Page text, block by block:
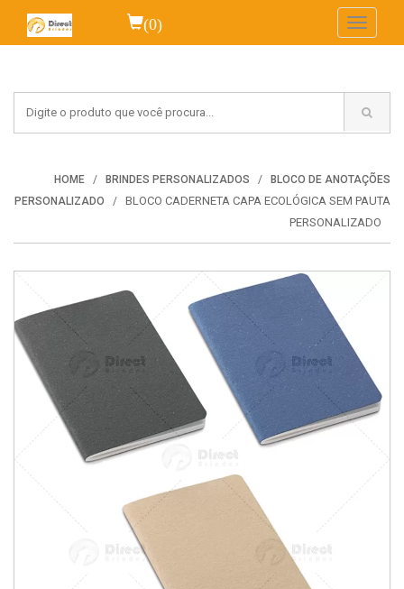
(0)
Toggle
HOME BRINDES PERSONALIZADOS
BLOCO DE ANOTAÇÕES
PERSONALIZADO
BLOCO CADERNETA CAPA ECOLÓGICA SEM PAUTA
PERSONALIZADO